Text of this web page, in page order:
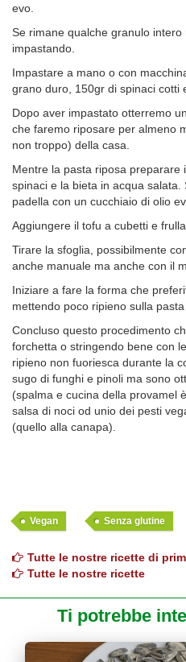
evo.
Se rimane qualche granulo
impastando.
Impastare a mano o con
grano duro, 150gr di spinaci cotti
Dopo aver impastato otterremo
che faremo riposare per almeno
non troppo) della casa.
Mentre la pasta riposa preparare
spinaci e la bieta in acqua
padella con un cucchiaio di olio
Aggiungere il tofu a cubetti e
Tirare la sfoglia, possibilmente
anche manuale ma anche con il
Iniziare a fare la forma che
mettendo poco ripieno sulla
Concluso questo procedimento
forchetta o stringendo bene con
ripieno non fuoriesca durante la
sugo di funghi e pinoli ma sono
(spalma e cucina della provamel
salsa di noci od unio dei pesti
(quello alla canapa).
Vegan Senza glutine
Tutte le nostre ricette di
Tutte le nostre ricette
Ti potrebbe